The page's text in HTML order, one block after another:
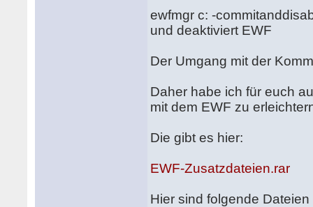
ewfmgr c: -
und deaktiviert EWF
Der Umgang mit der
Daher habe ich für euch
mit dem EWF zu
Die gibt es hier:
EWF-Zusatzdateien.rar
Hier sind folgende